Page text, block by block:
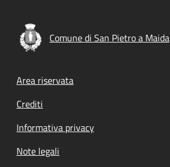
Comune di San Pietro a Maida
Footer menu
Area riservata
Crediti
Informativa privacy
Note legali